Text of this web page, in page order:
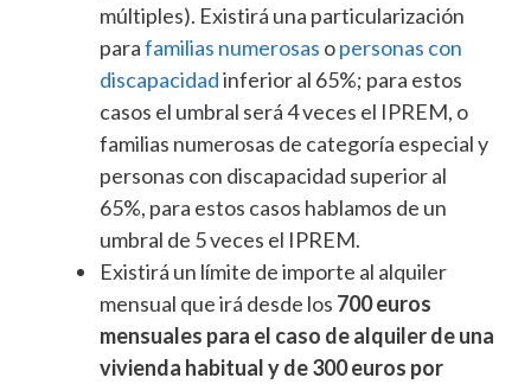
múltiples). Existirá una particularización
parafamilias numerosas opersonas con
discapacidadinferior al 65%; para estos
casos el umbral será 4 veces el IPREM, o
familias numerosas de categoría especial y
personas con discapacidad superior al
65%, para estos casos hablamos de un
umbral de 5 veces el IPREM.
Existirá un límite de importe al alquiler
mensual que irá desde los 700 euros
mensuales para el caso de alquiler de una
vivienda habitual y de300 euros por